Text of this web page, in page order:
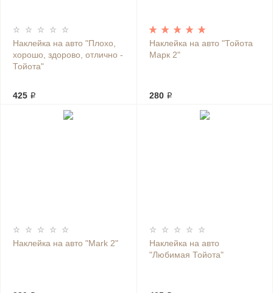
Наклейка на авто "Плохо,
хорошо, здорово, отлично -
Тойота"
425 ₽
Наклейка на авто "Тойота
Марк 2"
280 ₽
Наклейка на авто "Mark 2"
Наклейка на авто
"Любимая Тойота"